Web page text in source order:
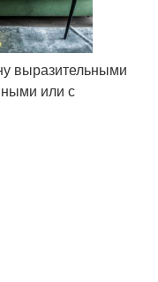
выразительными
или с